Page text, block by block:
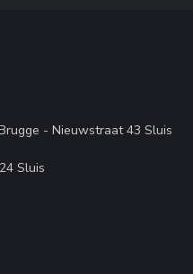
- Nieuwstraat 43 Sluis
Sluis